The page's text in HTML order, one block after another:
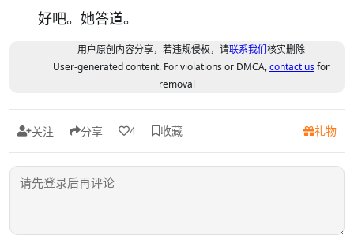
好吧。她答道。
用户原创内容分享，若违规侵权，请联系我们核实删除
User-generated content. For violations or DMCA,contact usfor
removal
关注 分享 4 收藏 礼物